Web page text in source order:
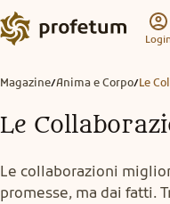
Magazine/Anima e Corpo/Le
Le
Le collaborazioni
promesse, ma dai fatti.